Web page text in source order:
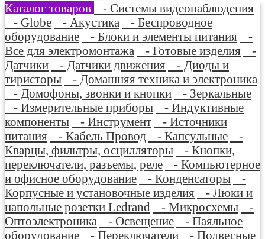
Каталог товаров
- Системы видеонаблюдения
- Globe
- Акустика
- Беспроводное
оборудование
- Блоки и элементы питания
-
Все для электромонтажа
- Готовые изделия
-
Датчики
- Датчики движения
- Диоды и
тиристоры
- Домашняя техника и электроника
- Домофоны, звонки и кнопки
- Зеркальные
- Измерительные приборы
- Индуктивные
компоненты
- Инструмент
- Источники
питания
- Кабель Провод - Капсульные
-
Кварцы, фильтры, осцилляторы
- Кнопки,
переключатели, разъемы, реле
- Компьютерное
и офисное оборудование
- Конденсаторы
-
Корпусные и установочные изделия
- Люки и
напольные розетки Ledrand
- Микросхемы
-
Оптоэлектроника
- Освещение
- Паяльное
оборудование
- Переключатели
- Подвесные